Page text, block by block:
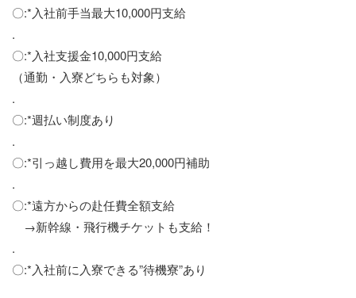
〇:*入社前手当最大10,000円支給
.
〇:*入社支援金10,000円支給
（通勤・入寮どちらも対象）
.
〇:*週払い制度あり
.
〇:*引っ越し費用を最大20,000円補助
.
〇:*遠方からの赴任費全額支給
→新幹線・飛行機チケットも支給！
.
〇:*入社前に入寮できる”待機寮”あり